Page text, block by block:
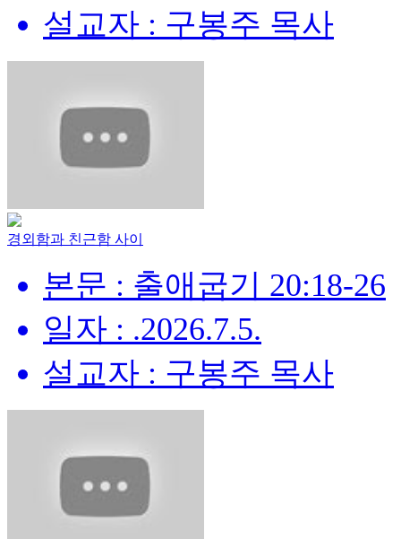
설교자 : 구봉주 목사
경외함과 친근함 사이
본문 : 출애굽기 20:18-26
일자 : .2026.7.5.
설교자 : 구봉주 목사